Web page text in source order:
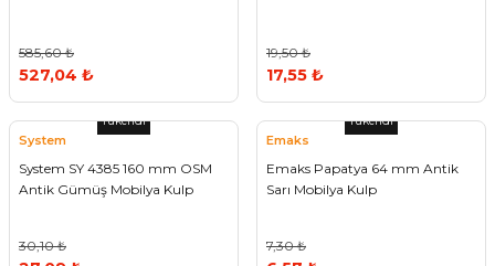
585,60 ₺
527,04 ₺
19,50 ₺
17,55 ₺
Tükendi
System
System SY 4385 160 mm OSM
Antik Gümüş Mobilya Kulp
30,10 ₺
Tükendi
Emaks
Emaks Papatya 64 mm Antik
Sarı Mobilya Kulp
7,30 ₺